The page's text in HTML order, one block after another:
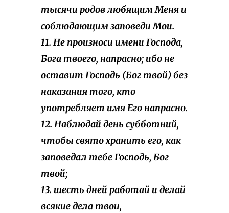
тысячи родов любящим Меня и
соблюдающим заповеди Мои.
11. Не произноси имени Господа,
Бога твоего, напрасно; ибо не
оставит Господь (Бог твой) без
наказания того, кто
употребляет имя Его напрасно.
12. Наблюдай день субботний,
чтобы свято хранить его, как
заповедал тебе Господь, Бог
твой;
13. шесть дней работай и делай
всякие дела твои,